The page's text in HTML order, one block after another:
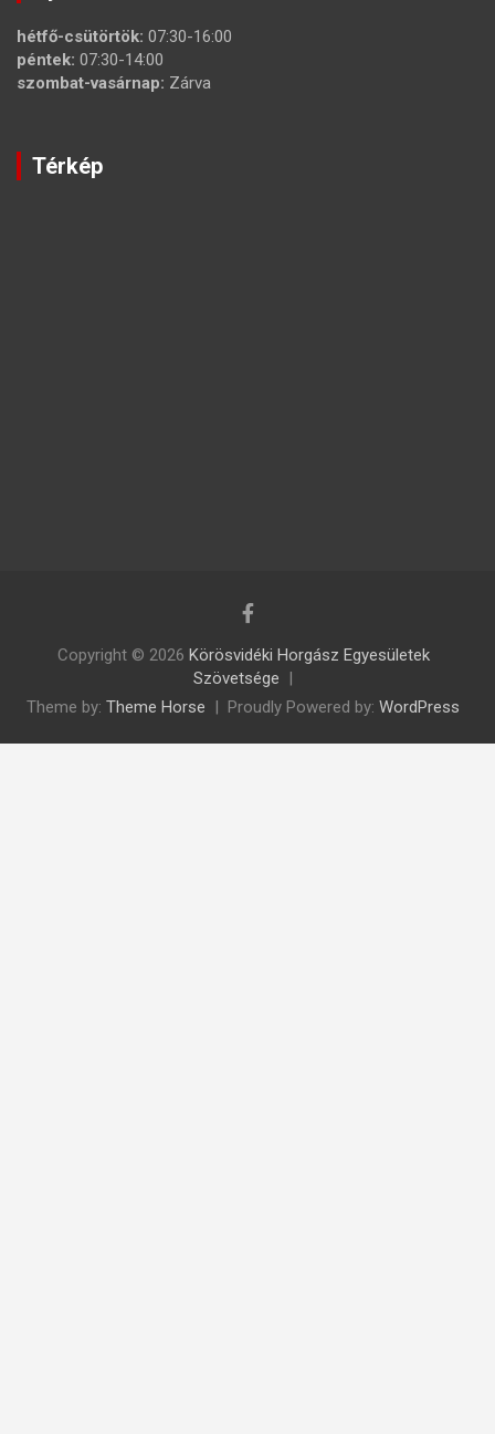
hétfő-csütörtök: 07:30-16:00
péntek: 07:30-14:00
szombat-vasárnap: Zárva
Térkép
Copyright © 2026 Körösvidéki Horgász Egyesületek
Szövetsége
Theme by: Theme Horse Proudly Powered by: WordPress